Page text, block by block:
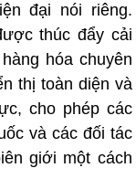
đại nói riêng.
thúc đẩy cải
hóa chuyên
thị toàn diện và
cho phép các
và các đối tác
giới một cách